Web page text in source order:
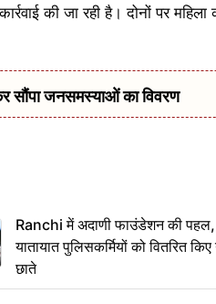
की जा रही है। दोनों पर महिला
सौंपा जनसमस्याओं का विवरण
Ranchi में अदाणी फाउंडेशन की पहल,
यातायात पुलिसकर्मियों को वितरित किए
छाते